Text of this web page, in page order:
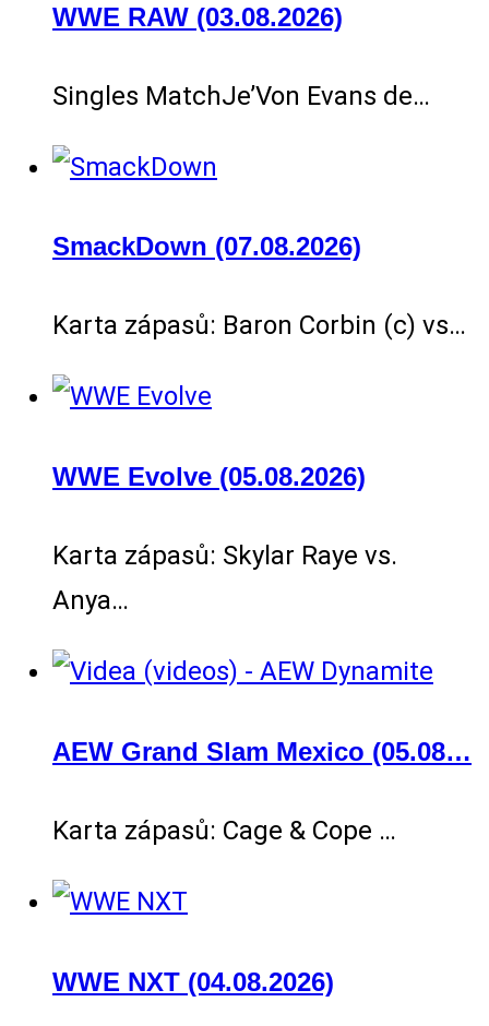
WWE RAW (03.08.2026)
Singles MatchJe’Von Evans de…
SmackDown (07.08.2026)
Karta zápasů: Baron Corbin (c) vs…
WWE Evolve (05.08.2026)
Karta zápasů: Skylar Raye vs.
Anya…
AEW Grand Slam Mexico (05.08…
Karta zápasů: Cage & Cope …
WWE NXT (04.08.2026)